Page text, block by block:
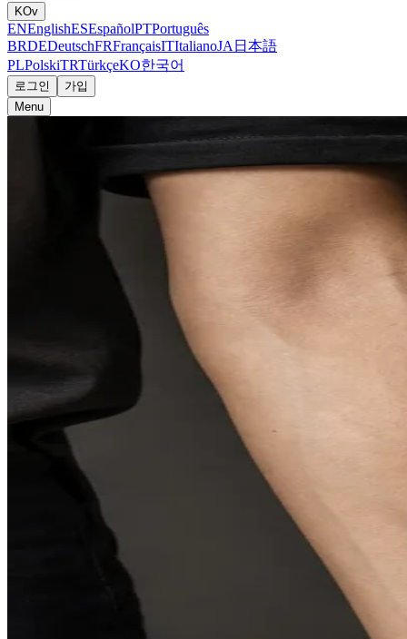
KOv
ENEnglishESEspañolPTPortuguês
BRDEDeutschFRFrançaisITItalianoJA 日本語
PLPolskiTRTürkçeKO한국어
로그인
가입
Menu